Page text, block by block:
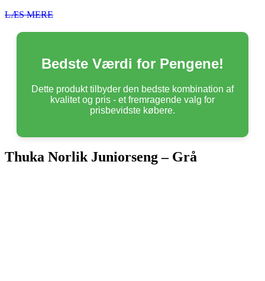
LÆS MERE
Bedste Værdi for Pengene!
Dette produkt tilbyder den bedste kombination af
kvalitet og pris - et fremragende valg for
prisbevidste købere.
Thuka Norlik Juniorseng – Grå